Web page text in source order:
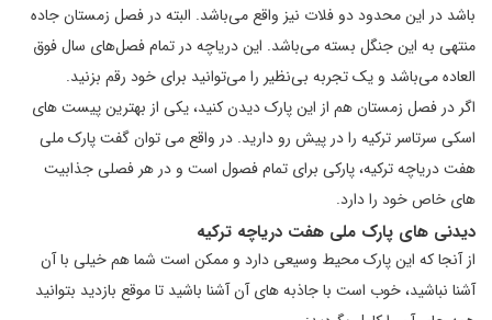
باشد در این محدود دو فلات نیز واقع می‌باشد. البته در فصل زمستان جاده
منتهی به این جنگل بسته می‌باشد. این دریاچه در تمام فصل‌های سال فوق
العاده می‌باشد و یک تجربه بی‌نظیر را می‌توانید برای خود رقم بزنید.
اگر در فصل زمستان هم از این پارک دیدن کنید، یکی از بهترین پیست های
اسکی سرتاسر ترکیه را در پیش رو دارید. در واقع می توان گفت پارک ملی
هفت دریاچه ترکیه، پارکی برای تمام فصول است و در هر فصلی جذابیت
های خاص خود را دارد.
دیدنی های پارک ملی هفت دریاچه ترکیه
از آنجا که این پارک محیط وسیعی دارد و ممکن است شما هم خیلی با آن
آشنا نباشید، خوب است با جاذبه های آن آشنا باشید تا موقع بازدید بتوانید